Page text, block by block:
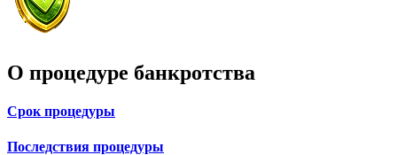
О процедуре банкротства
Срок процедуры
Последствия процедуры